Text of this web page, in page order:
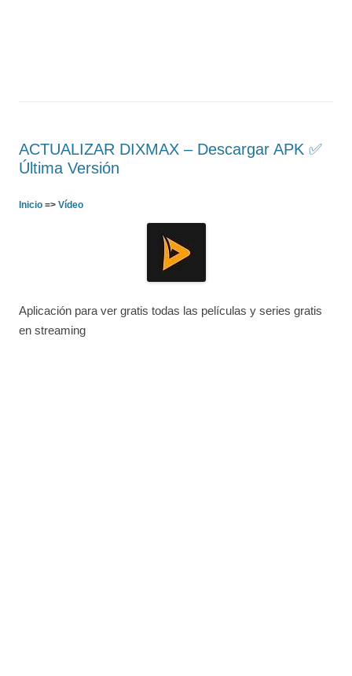
ACTUALIZAR DIXMAX – Descargar APK ✅️
Última Versión
Inicio => Vídeo
Aplicación para ver gratis todas las películas y series gratis
en streaming